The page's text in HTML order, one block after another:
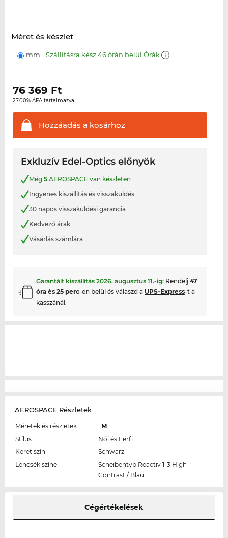
Méret és készlet
mm Szállításra kész 46 órán belül Órák
76 369 Ft
27.00% ÁFA tartalmazva
Hozzáadás a kosárhoz
Exkluzív Edel-Optics előnyök
Még 5AEROSPACE van készleten
Ingyenes kiszállítás és visszaküldés
30 napos visszaküldési garancia
Kedvező árak
Vásárlás számlára
Garantált kiszállítás 2026. augusztus 11.-ig: Rendelj 47
óra és 25 perc-en belül és válaszd a UPS-Express-t a
kasszánál.
AEROSPACE Részletek
Méretek és részletek
M
Stílus
Női és Férfi
Keret szín
Schwarz
Lencsék színe
Scheibentyp Reactiv 1-3 High
Contrast / Blau
Cégértékelések